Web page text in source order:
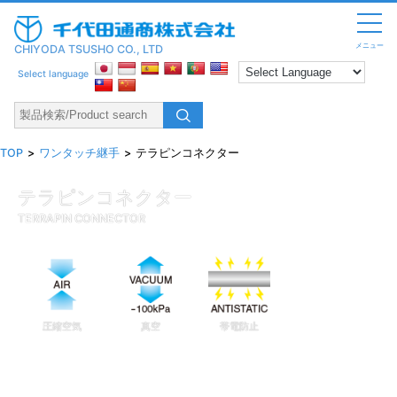
メニュー
CHIYODA TSUSHO CO., LTD
Select language
TOP ワンタッチ継手 テラピンコネクター
テラピンコネクター
TERRAPIN CONNECTOR
圧縮空気 真空 帯電防止